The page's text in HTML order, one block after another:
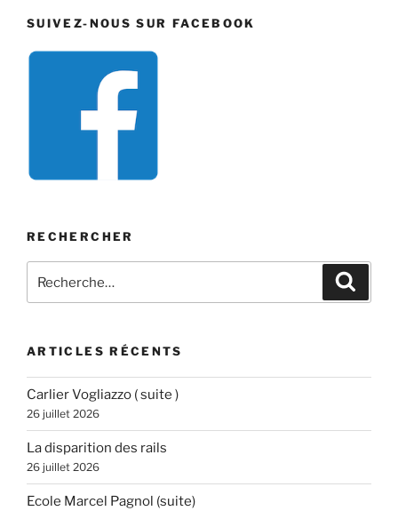
SUIVEZ-NOUS SUR FACEBOOK
RECHERCHER
pour
ARTICLES RÉCENTS
Carlier Vogliazzo ( suite )
26 juillet 2026
La disparition des rails
26 juillet 2026
Ecole Marcel Pagnol (suite)